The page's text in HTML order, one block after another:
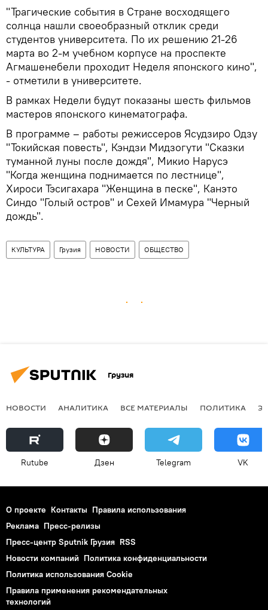
"Трагические события в Стране восходящего
солнца нашли своеобразный отклик среди
студентов университета. По их решению 21-26
марта во 2-м учебном корпусе на проспекте
Агмашенебели проходит Неделя японского кино",
- отметили в университете.
В рамках Недели будут показаны шесть фильмов
мастеров японского кинематографа.
В программе – работы режиссеров Ясудзиро Одзу
"Токийская повесть", Кэндзи Мидзогути "Сказки
туманной луны после дождя", Микио Нарусэ
"Когда женщина поднимается по лестнице",
Хироси Тэсигахара "Женщина в песке", Канэто
Синдо "Голый остров" и Сехей Имамура "Черный
дождь".
КУЛЬТУРА Грузия НОВОСТИ ОБЩЕСТВО
Грузия
НОВОСТИ АНАЛИТИКА ВСЕ МАТЕРИАЛЫ ПОЛИТИКА
Rutube Дзен Telegram VK
О проекте Контакты Правила использования
Реклама Пресс-релизы
Пресс-центр Sputnik Грузия RSS
Новости компаний Политика конфиденциальности
Политика использования Cookie
Правила применения рекомендательных
технологий